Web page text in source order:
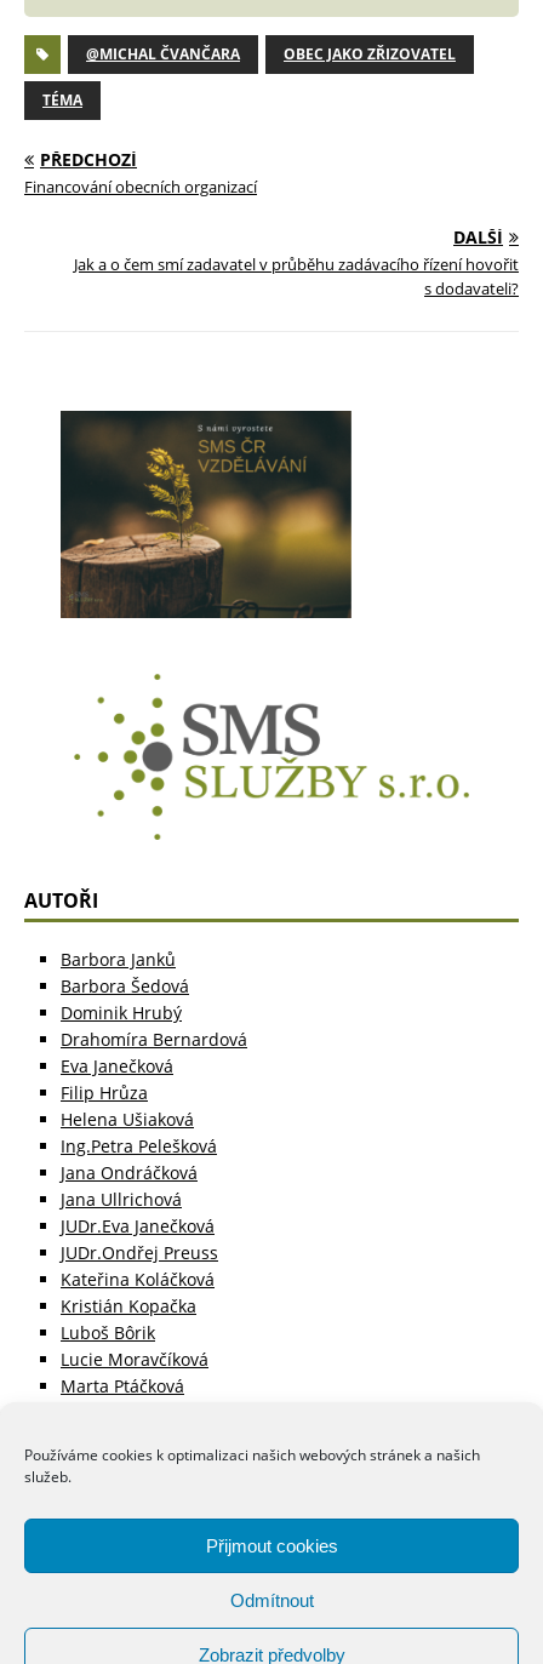
Používáme cookies k optimalizaci našich webových stránek a našich
služeb.
Přijmout cookies
Odmítnout
Zobrazit předvolby
@MICHAL ČVANČARA OBEC JAKO ZŘIZOVATEL
TÉMA
PŘEDCHOZÍ
Financování obecních organizací
DALŠÍ
Jak a o čem smí zadavatel v průběhu zadávacího řízení hovořit
s dodavateli?
AUTOŘI
Barbora Janků
Barbora Šedová
Dominik Hrubý
Drahomíra Bernardová
Eva Janečková
Filip Hrůza
Helena Ušiaková
Ing.Petra Pelešková
Jana Ondráčková
Jana Ullrichová
JUDr.Eva Janečková
JUDr.Ondřej Preuss
Kateřina Koláčková
Kristián Kopačka
Luboš Bôrik
Lucie Moravčíková
Marta Ptáčková
Mgr. Jakub Grafnetter
Monika Formáčková
Slávka Kopačková
Tereza Kučerová Tvardíková
Václav Dobrozemský